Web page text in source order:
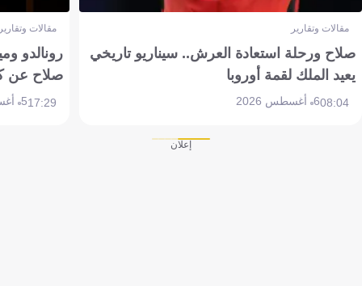
مقالات وتقارير
صلاح ورحلة استعادة العرش.. سيناريو تاريخي
يعيد الملك لقمة أوروبا
08:046 أغسطس 2026
مقالات
رونالدو
صلاح عن
17:295 أغسطس 2026
إعلان